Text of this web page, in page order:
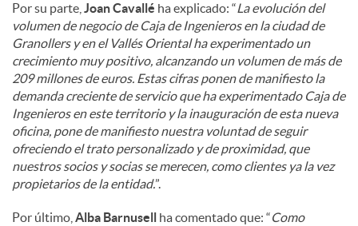
Por su parte, Joan Cavallé ha explicado: “La evolución del
volumen de negocio de Caja de Ingenieros en la ciudad de
Granollers y en el Vallés Oriental ha experimentado un
crecimiento muy positivo, alcanzando un volumen de más de
209 millones de euros. Estas cifras ponen de manifiesto la
demanda creciente de servicio que ha experimentado Caja de
Ingenieros en este territorio y la inauguración de esta nueva
oficina, pone de manifiesto nuestra voluntad de seguir
ofreciendo el trato personalizado y de proximidad, que
nuestros socios y socias se merecen, como clientes ya la vez
propietarios de la entidad.”.
Por último, Alba Barnusell ha comentado que: “Como